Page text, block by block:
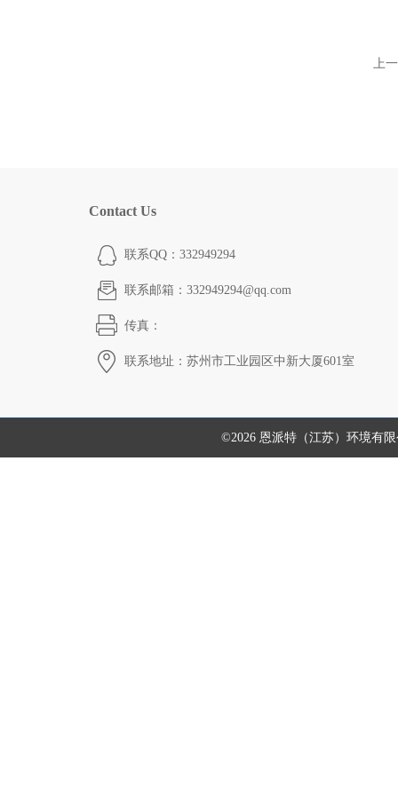
上
Contact Us
联系QQ：332949294
联系邮箱：332949294@qq.com
传真：
联系地址：苏州市工业园区中新大厦601室
©2026 恩派特（江苏）环境有